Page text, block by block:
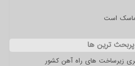
ماسک است
پربحث ترین ها
زیرساخت های راه آهن کشور